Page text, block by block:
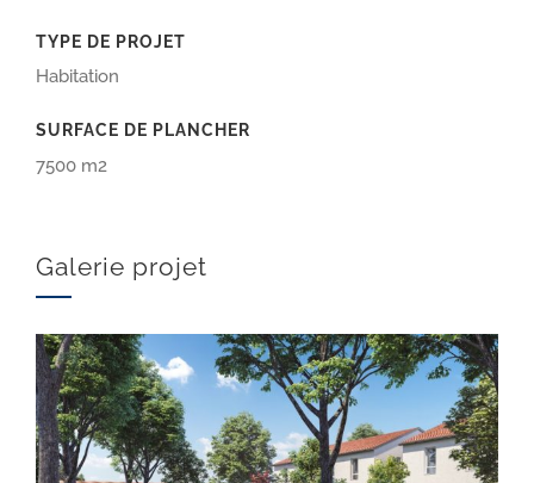
TYPE DE PROJET
Habitation
SURFACE DE PLANCHER
7500 m2
Galerie projet